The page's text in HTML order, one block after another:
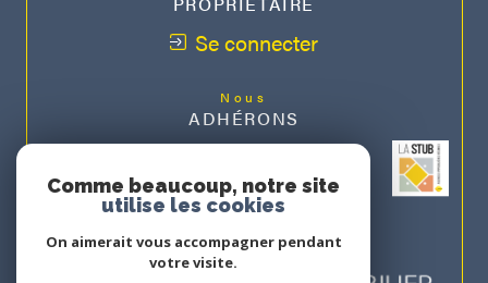
Se connecter
Nous
ADHÉRONS
Comme beaucoup, notre site
utilise les cookies
On aimerait vous accompagner pendant
votre visite.